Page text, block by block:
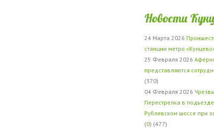
Новости
24 Марта 2026
станции метро
25 Февраля 2026
представляются
(370)
04 Февраля 2026
Перестрелка в
Рублевском шоссе при
(0) (477)